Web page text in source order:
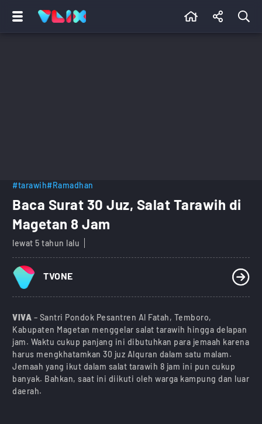
#tarawih#Ramadhan
Baca Surat 30 Juz, Salat Tarawih di
Magetan 8 Jam
lewat 5 tahun lalu
TVONE
VIVA – Santri Pondok Pesantren Al Fatah, Temboro,
Kabupaten Magetan menggelar salat tarawih hingga delapan
jam. Waktu cukup panjang ini dibutuhkan para jemaah karena
harus mengkhatamkan 30 juz Alquran dalam satu malam.
Jemaah yang ikut dalam salat tarawih 8 jam ini pun cukup
banyak. Bahkan, saat ini diikuti oleh warga kampung dan luar
daerah.